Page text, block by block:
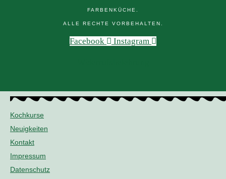
FARBENKÜCHE.
ALLE RECHTE VORBEHALTEN.
Facebook Instagram
Kochkurse
Neuigkeiten
Kontakt
Impressum
Datenschutz